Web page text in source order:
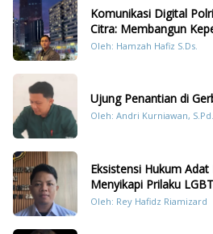
Komunikasi Digital
Citra: Membangun
Konten Humanis
Oleh: Hamzah Hafiz S.Ds.
Ujung Penantian di
Oleh: Andri Kurniawan,
Eksistensi Hukum
Menyikapi Prilaku
Dengan Hukum Pidana
Oleh: Rey Hafidz Riamizard